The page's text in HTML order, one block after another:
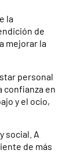
la
de
mejorar la
personal
confianza en
y el ocio,
social. A
de más